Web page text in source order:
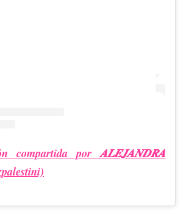
compartida por 𝑨𝑳𝑬𝑱𝑨𝑵𝑫𝑹𝑨